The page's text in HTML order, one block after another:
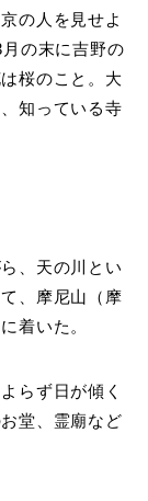
の人を見せよ
の末に吉野の
桜のこと。大
知っている寺
、天の川とい
、摩尼山（摩
着いた。
らず日が傾く
堂、霊廟など